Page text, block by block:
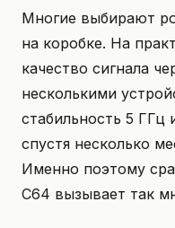
Многие выбирают
на коробке. На
качество сигнала
несколькими
стабильность 5 ГГц
спустя несколько
Именно поэтому
C64 вызывает так